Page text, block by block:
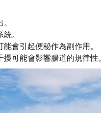
。
會引起便秘作為副作用。
可能會影響腸道的規律性。